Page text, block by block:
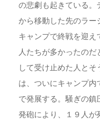
の悲劇も起きている。
から移動した先のラー
キャンプで終戦を迎え
人たちが多かったの
して受け止めた人と
は、ついにキャンプ内
で発展する。騒ぎの
発砲により、１９人が